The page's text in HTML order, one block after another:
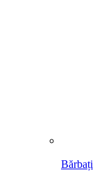
Bărbați